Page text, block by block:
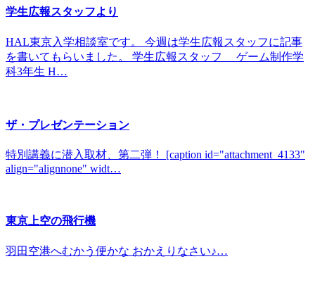
学生広報スタッフより
HAL東京入学相談室です。 今週は学生広報スタッフに記事
を書いてもらいました。 学生広報スタッフ ゲーム制作学
科3年生 H…
ザ・プレゼンテーション
特別講義に潜入取材、第二弾！ [caption id="attachment_4133"
align="alignnone" widt…
東京上空の飛行機
羽田空港へむかう便かな おかえりなさい♪…